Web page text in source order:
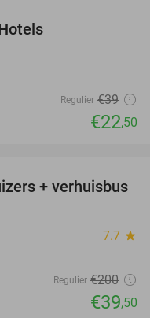
Regulier €39
€22,50
80%
+ verhuisbus
7.7 star
Regulier €200
€39,50